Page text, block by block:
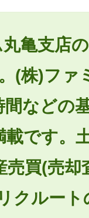
亀支店
(株)ファ
などの
です。
買(売
クルー